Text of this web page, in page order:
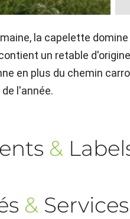
la capelette domine
un retable
en plus du chemin
l'année.
&
& Services